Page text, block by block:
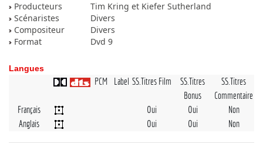
Producteurs
Tim Kring et Kiefer Sutherland
Scénaristes
Divers
Compositeur
Divers
Format
Dvd 9
Langues
PCM Label SS.Titres Film
SS.Titres
Bonus
SS.Titres
Commentaire
Français
Oui Oui
Non
Anglais
Oui Oui Non